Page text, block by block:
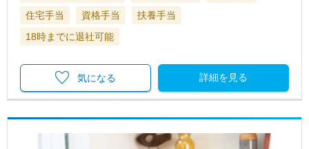
住宅手当
資格手当
扶養手当
18時までに退社可能
詳細を見る
気になる